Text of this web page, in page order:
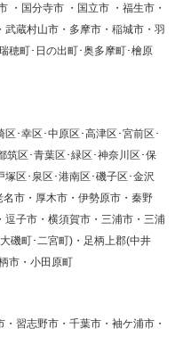
・国分寺市 ・国立市 ・福生市・
蔵村山市・多摩市・稲城市・羽
穂町･日の出町･奥多摩町･檜原
･幸区･中原区･高津区･宮前区･
筑区･青葉区･緑区･神奈川区･保
塚区･泉区･港南区･磯子区･金沢
市・厚木市・伊勢原市・秦野
子市・横須賀市・三浦市・三浦
磯町･二宮町)・足柄上郡(中井
市・小田原町
習志野市・千葉市・袖ケ浦市・